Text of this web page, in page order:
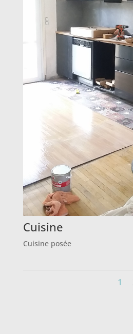
Cuisine
Cuisine posée
1